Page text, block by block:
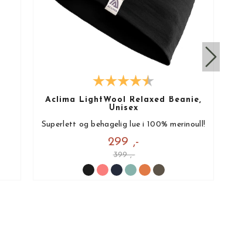
Aclima LightWool Relaxed Beanie,
Unisex
Superlett og behagelig lue i 100% merinoull!
299 ,-
399 ,-